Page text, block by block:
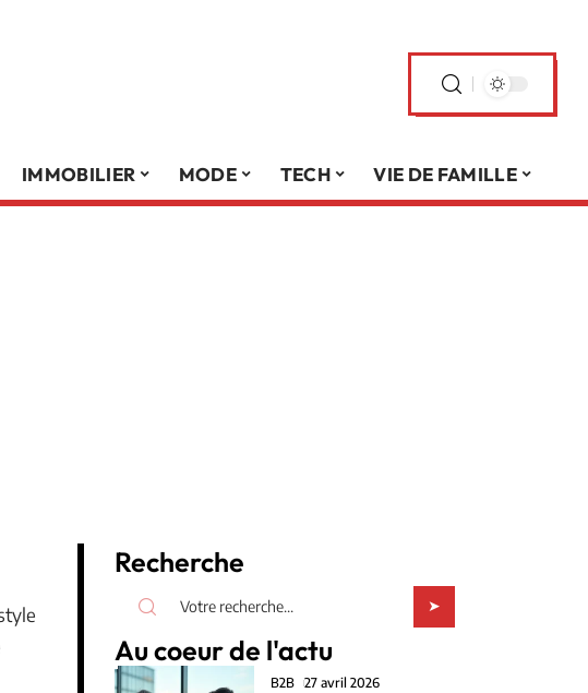
IMMOBILIER MODE TECH VIE DE FAMILLE
Recherche
Au coeur de l'actu
B2B 27 avril 2026